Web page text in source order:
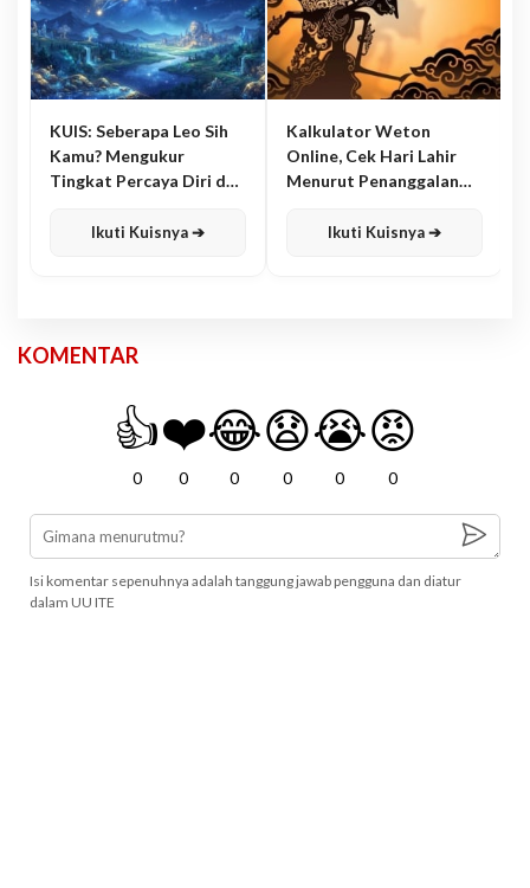
KUIS: Seberapa Leo Sih
Kamu? Mengukur
Tingkat Percaya Diri dan
Ikuti Kuisnya ➔
Kalkulator Weton
Online, Cek Hari Lahir
Menurut Penanggalan
Ikuti Kuisnya ➔
KOMENTAR
👍
0
❤️
0
😂
0
😧
0
😭
0
😡
0
Isi komentar sepenuhnya adalah tanggung jawab pengguna dan diatur
dalam UU ITE